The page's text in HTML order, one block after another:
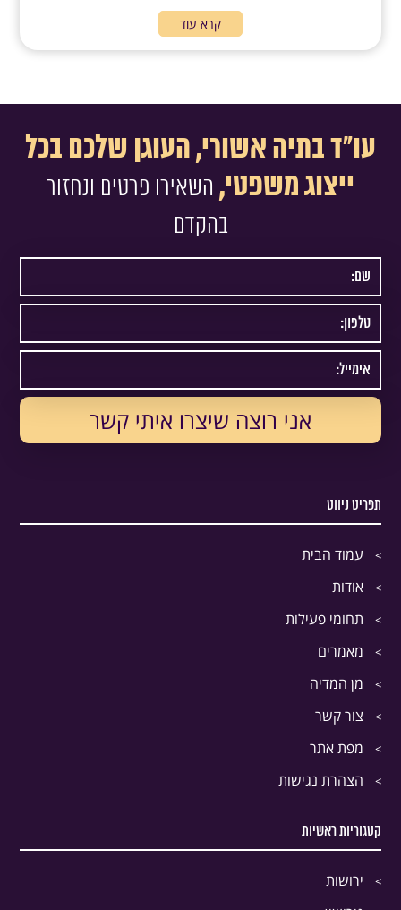
קרא עוד
עו"ד בתיה אשורי, העוגן שלכם בכל
ייצוג משפטי, השאירו פרטים ונחזור
בהקדם
תפריט ניווט
עמוד הבית
אודות
תחומי פעילות
מאמרים
מן המדיה
צור קשר
מפת אתר
הצהרת נגישות
קטגוריות ראשיות
ירושות